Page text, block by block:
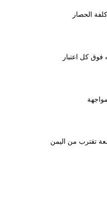
الحصار
فوق كل اعتبار
تقترب من اليمن